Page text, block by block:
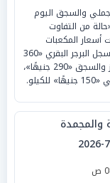
والسجق اليوم
الموافق 31 يوليو 2026 «حالة من التفاوت
أسعار المكعبات
البقري بين «320 و370 جنيهًا»، وسجل البرجر البقري «360
جنيهًا»، بينما بلغت الكفتة الكندوز والسجق «290 جنيهًا»،
والمجمدة